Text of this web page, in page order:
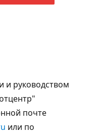
и руководством
почте
или по